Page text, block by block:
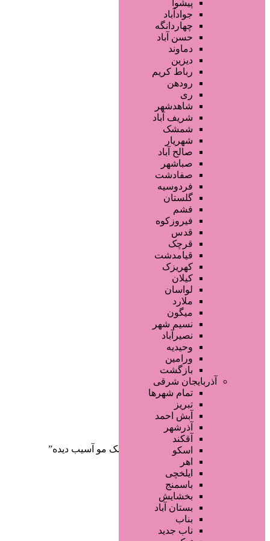
محصولات پوست
محصولات مو
خدمات دندانپزشکی
ماساژ و اسپا
خدمات لیزر و رفع موهای زائد
سایر خدمات
پیشوا
جوادآباد
چهاردانگه
حسن آباد
دماوند
دیزین
رباط کریم
رودهن
ری
شاهدشهر
شریف آباد
شمشک
شهریار
صالح آباد
صباشهر
صفادشت
فردوسیه
گلستان
فشم
فیروزکوه
قدس
قرچک
قیامدشت
کهریزک
کیلان
لواسان
ملارد
میگون
نسیم شهر
نصیرآباد
وحیدیه
ورامین
بازگشت
آذربایجان شرقی
تمام شهر‌ها
تبریز
آبش احمد
آذرشهر
آقکند
اسکو
اهر
ایلخچی
باسمنج
بخشایش
بستان آباد
بناب
ناب جدید
صفحه اصلی
آگهی انبوه
طراحی سایت
صفحه اختصاصی
لیست سایتهای تبلیغاتی
دسته‌بندی‌ها
/ محصولات برچسب خورده “ماسک مو آسیب دیده”